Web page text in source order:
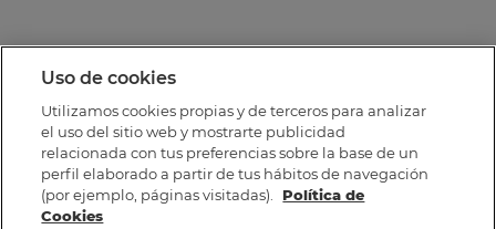
Uso de cookies
Utilizamos cookies propias y de terceros para analizar
el uso del sitio web y mostrarte publicidad
relacionada con tus preferencias sobre la base de un
perfil elaborado a partir de tus hábitos de navegación
(por ejemplo, páginas visitadas).
Política de
Cookies